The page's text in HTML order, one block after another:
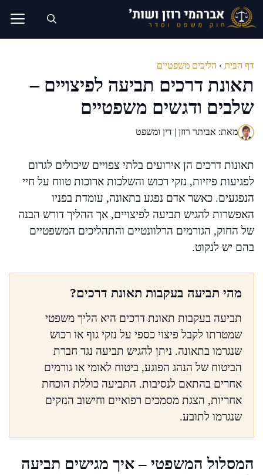
לדלג
לתוכן
דף הבית › הליכים משפטיים
תאונת דרכים תביעה לפיצויים –
שלבים ודגשים משפטיים
מאת: אביתר רוזן | דין ומשפט
תאונות דרכים הן אירועים בלתי צפויים שיכולים לגרום
לפגיעות פיזיות, נזקי רכוש והשלכות ארוכות טווח על חיי
הנפגעים. כאשר אדם נפגע בתאונה, עומדת בפניו
האפשרות להגיש תביעה לפיצויים, אך ההליך דורש הבנה
של החוק, הגורמים הרלוונטיים והתהליכים המשפטיים
בהם יש לנקוט.
מהי תביעה בעקבות תאונת דרכים?
תביעה בעקבות תאונת דרכים היא הליך משפטי
שמטרתו לקבל פיצוי כספי על נזקי גוף או רכוש
שנגרמו בתאונה. ניתן להגיש תביעה נגד חברת
הביטוח של הנהג הפוגע, ביטוח לאומי או גורמים
אחרים בהתאם לנסיבות. התביעה כוללת הוכחת
אחריות, הצגת מסמכים רפואיים וחישוב הנזקים
שנגרמו לתובע.
המסלול המשפטי – איך מגישים תביעה